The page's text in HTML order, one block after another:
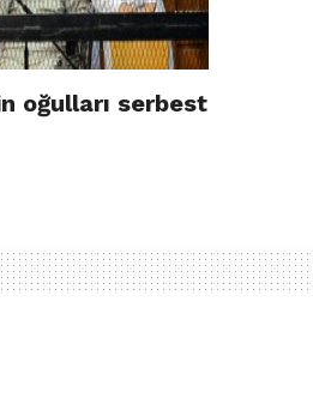
oğulları serbest